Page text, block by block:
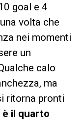
goal e 4
volta che
nei momenti
un
calo
ma
ritorna pronti
è il quarto